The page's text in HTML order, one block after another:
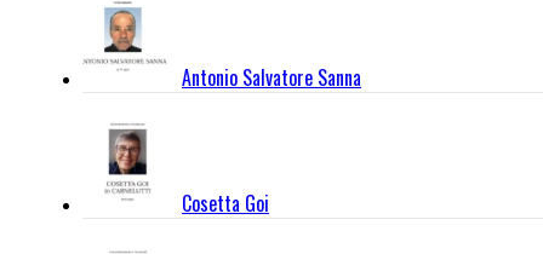
Antonio Salvatore Sanna
Cosetta Goi